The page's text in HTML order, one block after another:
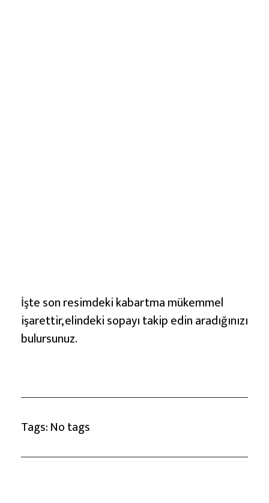
İşte son resimdeki kabartma mükemmel
işarettir, elindeki sopayı takip edin aradığınızı
bulursunuz.
Tags: No tags